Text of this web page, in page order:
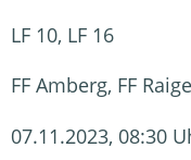
LF 10, LF 16
FF Amberg, FF
07.11.2023, 08:30